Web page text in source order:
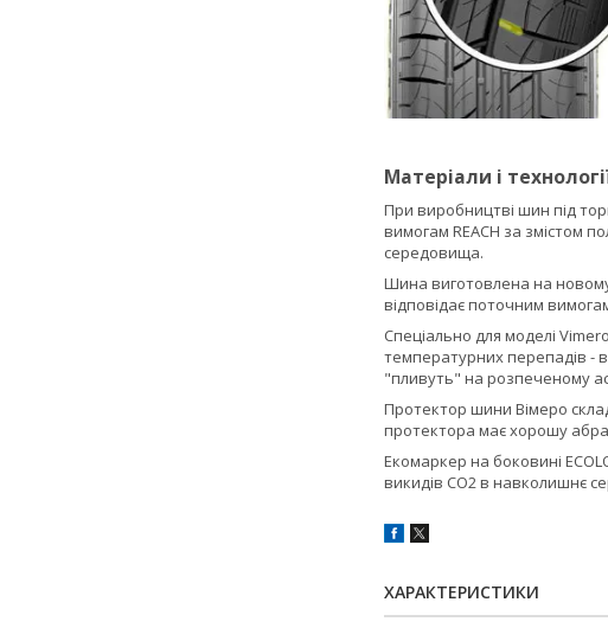
Матеріали і
При виробництві шин під
вимогам REACH за змістом
середовища.
Шина виготовлена на новому
відповідає поточним
Спеціально для моделі
температурних перепадів -
"пливуть" на розпеченому
Протектор шини Вімеро
протектора має хорошу
Екомаркер на боковині
викидів СО2 в навколишнє
ХАРАКТЕРИСТИКИ